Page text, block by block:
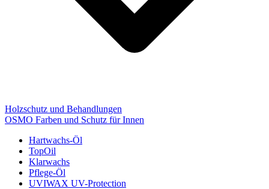
Holzschutz und Behandlungen
OSMO Farben und Schutz für Innen
Hartwachs-Öl
TopOil
Klarwachs
Pflege-Öl
UVIWAX UV-Protection